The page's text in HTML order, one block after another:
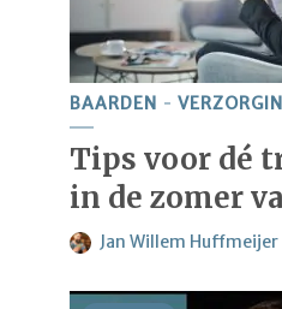
BAARDEN
Tips voor dé
in de zomer
Jan Willem Huffmeijer